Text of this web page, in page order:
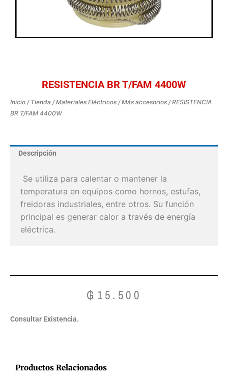
RESISTENCIA BR T/FAM 4400W
Inicio / Tienda /Materiales Eléctricos /Más accesorios / RESISTENCIA
BR T/FAM 4400W
Descripción
Se utiliza para calentar o mantener la
temperatura en equipos como hornos, estufas,
freidoras industriales, entre otros. Su función
principal es generar calor a través de energía
eléctrica.
₲ 15.500
Consultar Existencia.
Productos Relacionados